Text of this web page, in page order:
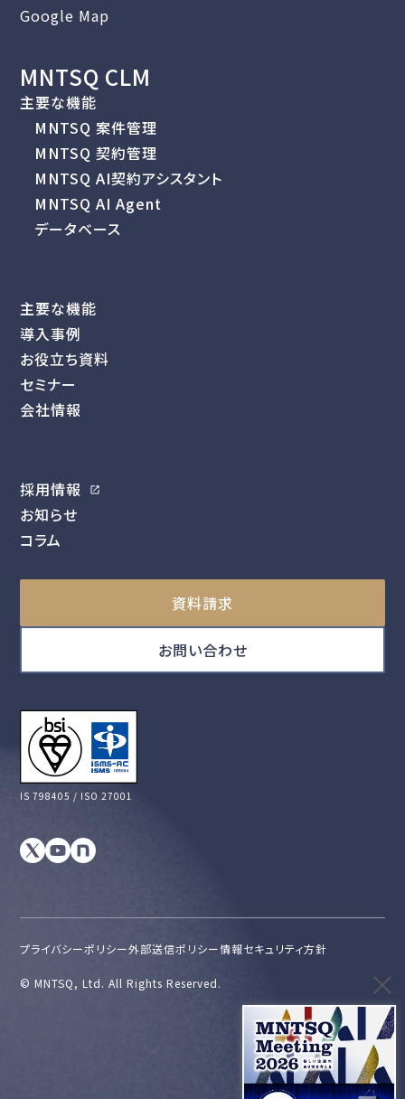
Google Map
MNTSQ CLM
主要な機能
MNTSQ 案件管理
MNTSQ 契約管理
MNTSQ AI契約アシスタント
MNTSQ AI Agent
データベース
主要な機能
導入事例
お役立ち資料
セミナー
会社情報
採用情報
お知らせ
コラム
資料請求
お問い合わせ
IS 798405 / ISO 27001
プライバシーポリシー外部送信ポリシー情報セキュリティ方針
©︎ MNTSQ, Ltd. All Rights Reserved.